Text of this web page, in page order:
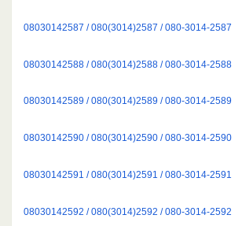
08030142587 / 080(3014)2587 / 080-3014-2587
08030142588 / 080(3014)2588 / 080-3014-2588
08030142589 / 080(3014)2589 / 080-3014-2589
08030142590 / 080(3014)2590 / 080-3014-2590
08030142591 / 080(3014)2591 / 080-3014-2591
08030142592 / 080(3014)2592 / 080-3014-2592